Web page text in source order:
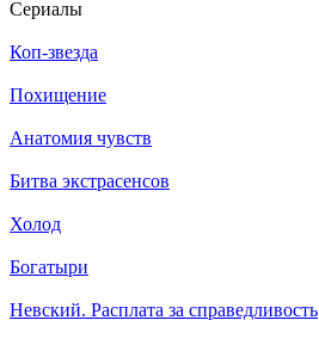
Се­риа­лы
Коп-звезда
Похищение
Анатомия чувств
Битва экстрасенсов
Холод
Богатыри
Невский. Расплата за справедливость